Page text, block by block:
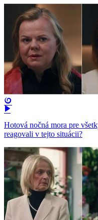
Hotová nočná mora pre
reagovali v tejto situácii?